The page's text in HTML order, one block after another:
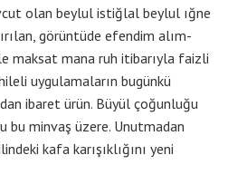
olan beylul istiğlal beylul ığne
görüntüde efendim alım-
maksat mana ruh itibarıyla faizli
uygulamaların bugünkü
ibaret ürün. Büyül çoğunluğu
bu minvaş üzere. Unutmadan
kafa karışıklığını yeni